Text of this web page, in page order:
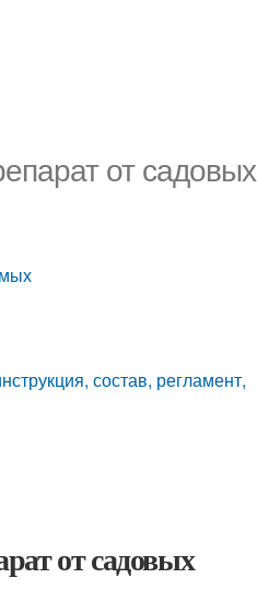
от садовых
состав, регламент,
от садовых